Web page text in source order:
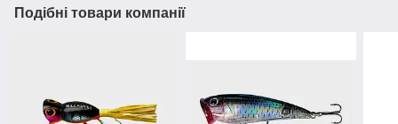
Подібні товари компанії